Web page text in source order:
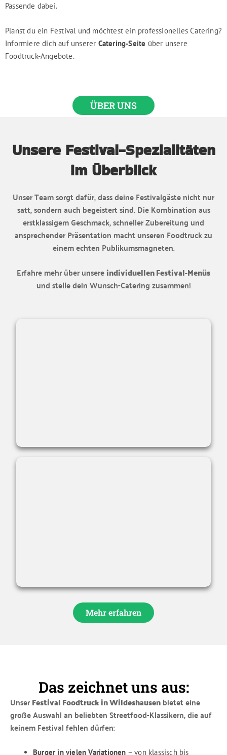
Passende dabei.
Planst du ein Festival und möchtest ein professionelles Catering?
Informiere dich auf unserer Catering-Seite über unsere
Foodtruck-Angebote.
ÜBER UNS
Unsere Festival-Spezialitäten
im Überblick
Unser Team sorgt dafür, dass deine Festivalgäste nicht nur
satt, sondern auch begeistert sind. Die Kombination aus
erstklassigem Geschmack, schneller Zubereitung und
ansprechender Präsentation macht unseren Foodtruck zu
einem echten Publikumsmagneten.
Erfahre mehr über unsereindividuellen Festival-Menüs
und stelle dein Wunsch-Catering zusammen!
Mehr erfahren
Das zeichnet uns aus:
UnserFestival Foodtruck in Wildeshausenbietet eine
große Auswahl an beliebten Streetfood-Klassikern, die auf
keinem Festival fehlen dürfen:
Burger in vielen Variationen – von klassisch bis